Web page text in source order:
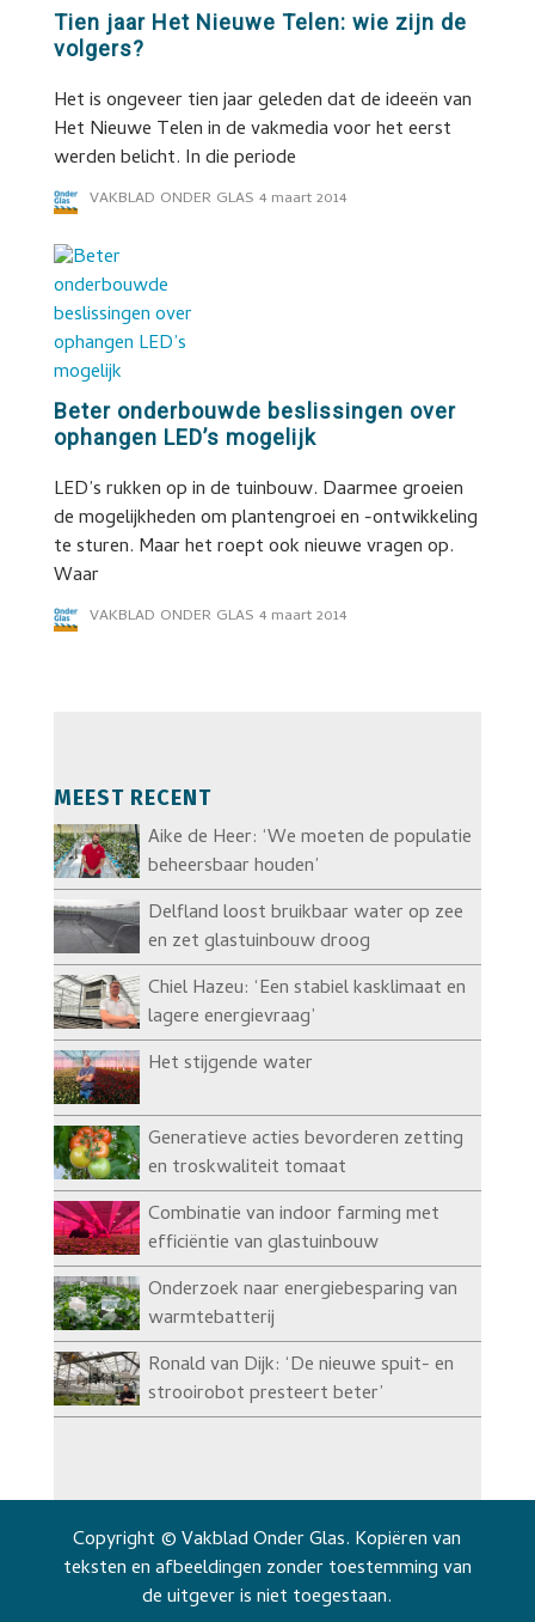
Tien jaar Het Nieuwe Telen: wie zijn de
volgers?
Het is ongeveer tien jaar geleden dat de ideeën van
Het Nieuwe Telen in de vakmedia voor het eerst
werden belicht. In die periode
VAKBLAD ONDER GLAS 4 maart 2014
Beter onderbouwde beslissingen over
ophangen LED’s mogelijk
LED’s rukken op in de tuinbouw. Daarmee groeien
de mogelijkheden om plantengroei en -ontwikkeling
te sturen. Maar het roept ook nieuwe vragen op.
Waar
VAKBLAD ONDER GLAS 4 maart 2014
MEEST RECENT
Aike de Heer: ‘We moeten de populatie
beheersbaar houden’
Delfland loost bruikbaar water op zee
en zet glastuinbouw droog
Chiel Hazeu: ‘Een stabiel kasklimaat en
lagere energievraag’
Het stijgende water
Generatieve acties bevorderen zetting
en troskwaliteit tomaat
Combinatie van indoor farming met
efficiëntie van glastuinbouw
Onderzoek naar energiebesparing van
warmtebatterij
Ronald van Dijk: ‘De nieuwe spuit- en
strooirobot presteert beter’
Copyright © Vakblad Onder Glas. Kopiëren van
teksten en afbeeldingen zonder toestemming van
de uitgever is niet toegestaan.